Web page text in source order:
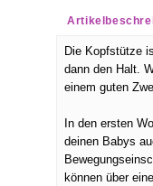
Die Kopfstütze
dann den Halt.
einem guten
In den ersten
deinen Babys
können über